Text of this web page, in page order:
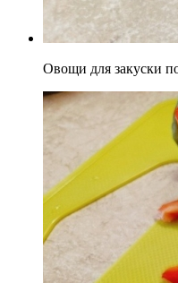
Овощи для закуски